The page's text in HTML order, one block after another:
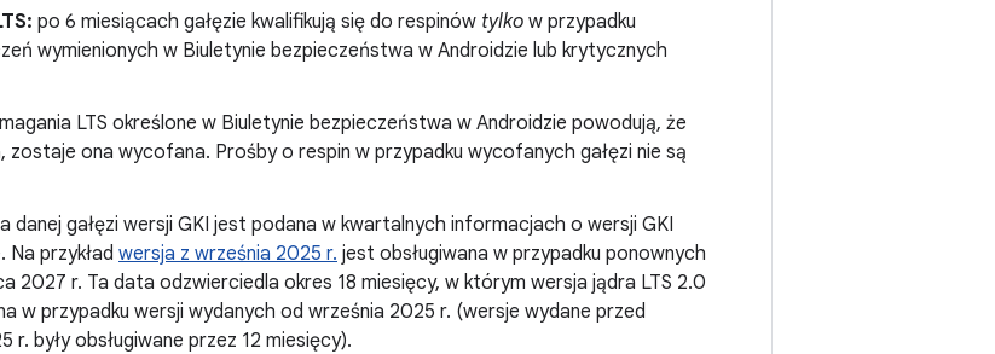
po 6 miesiącach gałęzie kwalifikują się do respinów tylko w przypadku
wymienionych w Biuletynie bezpieczeństwa w Androidzie lub krytycznych
LTS określone w Biuletynie bezpieczeństwa w Androidzie powodują, że
zostaje ona wycofana. Prośby o respin w przypadku wycofanych gałęzi nie są
danej gałęzi wersji GKI jest podana w kwartalnych informacjach o wersji GKI
Na przykład wersja z września 2025 r. jest obsługiwana w przypadku ponownych
2027 r. Ta data odzwierciedla okres 18 miesięcy, w którym wersja jądra LTS 2.0
w przypadku wersji wydanych od września 2025 r. (wersje wydane przed
r. były obsługiwane przez 12 miesięcy).